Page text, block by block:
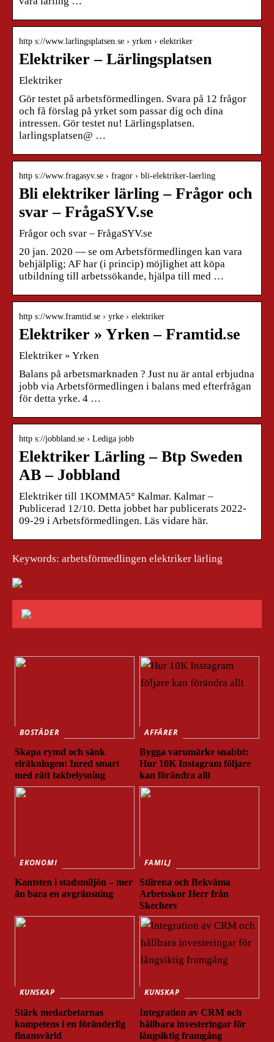
http s://www.larlingsplatsen.se › yrken › elektriker
Elektriker – Lärlingsplatsen
Elektriker
Gör testet på arbetsförmedlingen. Svara på 12 frågor
och få förslag på yrket som passar dig och dina
intressen. Gör testet nu! Lärlingsplatsen.
larlingsplatsen@ …
http s://www.fragasyv.se › fragor › bli-elektriker-laerling
Bli elektriker lärling – Frågor och
svar – FrågaSYV.se
Frågor och svar – FrågaSYV.se
20 jan. 2020 — se om Arbetsförmedlingen kan vara
behjälplig; AF har (i princip) möjlighet att köpa
utbildning till arbetssökande, hjälpa till med …
http s://www.framtid.se › yrke › elektriker
Elektriker » Yrken – Framtid.se
Elektriker » Yrken
Balans på arbetsmarknaden ? Just nu är antal erbjudna
jobb via Arbetsförmedlingen i balans med efterfrågan
för detta yrke. 4 …
http s://jobbland.se › Lediga jobb
Elektriker Lärling – Btp Sweden
AB – Jobbland
Elektriker till 1KOMMA5° Kalmar. Kalmar –
Publicerad 12/10. Detta jobbet har publicerats 2022-
09-29 i Arbetsförmedlingen. Läs vidare här.
Keywords: arbetsförmedlingen elektriker lärling
BOSTÄDER
Skapa rymd och sänk
elräkningen: Inred smart
med rätt takbelysning
AFFÄRER
Bygga varumärke snabbt:
Hur 10K Instagram följare
kan förändra allt
EKONOMI
Kantsten i stadsmiljön – mer
än bara en avgränsning
FAMILJ
Stilrena och Bekväma
Arbetsskor Herr från
Skechers
KUNSKAP
Stärk medarbetarnas
kompetens i en föränderlig
finansvärld
KUNSKAP
Integration av CRM och
hållbara investeringar för
långsiktig framgång